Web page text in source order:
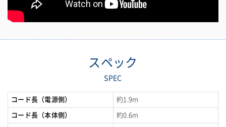
スペック
SPEC
コード長（電源側） 約1.9m
コード長（本体側） 約0.6m